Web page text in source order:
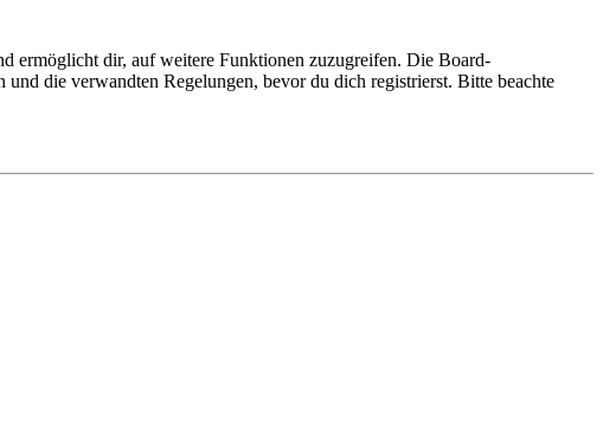
ermöglicht dir, auf weitere Funktionen zuzugreifen. Die Board-
die verwandten Regelungen, bevor du dich registrierst. Bitte beachte